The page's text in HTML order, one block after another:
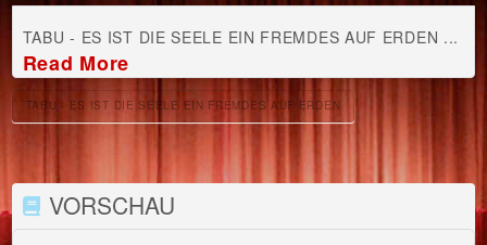
TABU - ES IST DIE SEELE EIN FREMDES AUF ERDEN ...
Read More
TABU - ES IST DIE SEELE EIN FREMDES AUF ERDEN
VORSCHAU